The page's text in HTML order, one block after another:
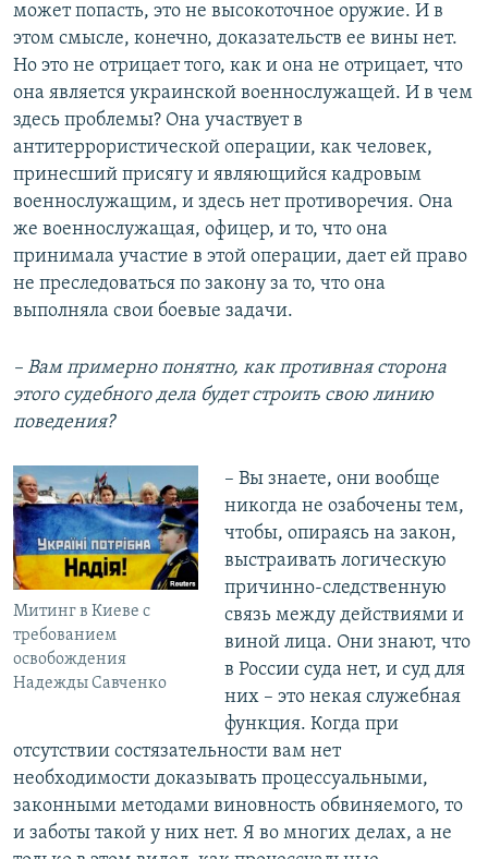
может попасть, это не высокоточное оружие. И в
этом смысле, конечно, доказательств ее вины нет.
Но это не отрицает того, как и она не отрицает, что
она является украинской военнослужащей. И в чем
здесь проблемы? Она участвует в
антитеррористической операции, как человек,
принесший присягу и являющийся кадровым
военнослужащим, и здесь нет противоречия. Она
же военнослужащая, офицер, и то, что она
принимала участие в этой операции, дает ей право
не преследоваться по закону за то, что она
выполняла свои боевые задачи.
– Вам примерно понятно, как противная сторона
этого судебного дела будет строить свою линию
поведения?
Митинг в Киеве с
требованием
освобождения
Надежды Савченко
– Вы знаете, они вообще
никогда не озабочены тем,
чтобы, опираясь на закон,
выстраивать логическую
причинно-следственную
связь между действиями и
виной лица. Они знают, что
в России суда нет, и суд для
них – это некая служебная
функция. Когда при
отсутствии состязательности вам нет
необходимости доказывать процессуальными,
законными методами виновность обвиняемого, то
и заботы такой у них нет. Я во многих делах, а не